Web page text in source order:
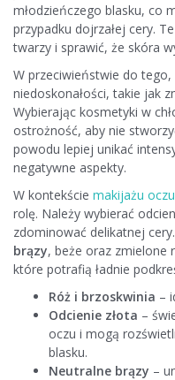
młodzieńczego blasku, co
przypadku dojrzałej cery.
twarzy i sprawić, że skóra
W przeciwieństwie do tego,
niedoskonałości, takie jak
Wybierając kosmetyki w
ostrożność, aby nie
powodu lepiej unikać
negatywne aspekty.
W kontekście makijażu oczu
rolę. Należy wybierać
zdominować delikatnej
brązy, beże oraz zmielone
które potrafią ładnie
Róż i brzoskwinia –
Odcienie złota –
oczu i mogą
blasku.
Neutralne brązy –